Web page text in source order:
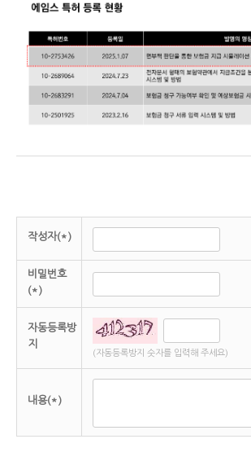
작성자(*)
비밀번호
(*)
자동등록방
지
(자동등록방지 숫자를 입력해 주세요)
내용(*)